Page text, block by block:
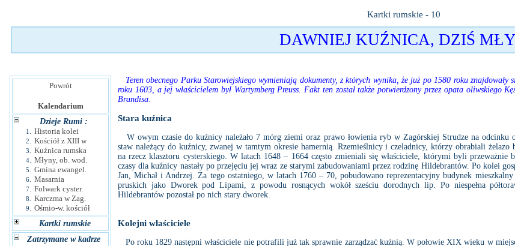
Kartki rumskie - 10
DAWNIEJ KUŹNICA, DZIŚ
Powrót
Kalendarium
Dzieje Rumi :
1. Historia kolei
2. Kościół z XIII w
3. Kuźnica rumska
4. Młyny, ob. wod.
5. Gmina ewangel.
6. Masarnia
7. Folwark cyster.
8. Karczma w Zag.
9.
Ośmio-w. kościół
Kartki rumskie
Zatrzymane w kadrze
Teren obecnego Parku Starowiejskiego wymieniają dokumenty, z których wynika, że już po 1580 roku
roku 1603, a jej właścicielem był Wartymberg Preuss. Fakt ten został także potwierdzony przez opata oliwskiego
Brandisa.
Stara kuźnica
W owym czasie do kuźnicy należało 7 mórg ziemi oraz prawo łowienia ryb w Zagórskiej Strudze na odcinku
staw należący do kuźnicy, zwanej w tamtym okresie hamernią. Rzemieślnicy i czeladnicy, którzy obrabiali
na rzecz klasztoru cysterskiego. W latach 1648 – 1664 często zmieniali się właściciele, którymi byli przeważnie
czasy dla kuźnicy nastały po przejęciu jej wraz ze starymi zabudowaniami przez rodzinę Hildebrantów. Po kolei
Jan, Michał i Andrzej. Za tego ostatniego, w latach 1760 – 70, pobudowano reprezentacyjny budynek
pruskich jako Dworek pod Lipami, z powodu rosnących wokół sześciu dorodnych lip. Po niespełna
Hildebrantów pozostał po nich stary dworek.
Kolejni właściciele
Po roku 1829 następni właściciele nie potrafili już tak sprawnie zarządzać kuźnią. W połowie XIX wieku w